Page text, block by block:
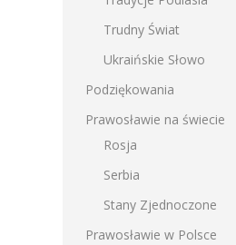
Trudny Świat
Ukraińskie Słowo
Podziękowania
Prawosławie na świecie
Rosja
Serbia
Stany Zjednoczone
Prawosławie w Polsce